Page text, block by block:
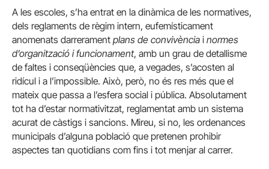
A les escoles, s’ha entrat en la dinàmica de les normatives,
dels reglaments de règim intern, eufemísticament
anomenats darrerament plans de convivència i normes
d’organització i funcionament, amb un grau de detallisme
de faltes i conseqüències que, a vegades, s’acosten al
ridícul i a l’impossible. Això, però, no és res més que el
mateix que passa a l’esfera social i pública. Absolutament
tot ha d’estar normativitzat, reglamentat amb un sistema
acurat de càstigs i sancions. Mireu, si no, les ordenances
municipals d’alguna població que pretenen prohibir
aspectes tan quotidians com fins i tot menjar al carrer.